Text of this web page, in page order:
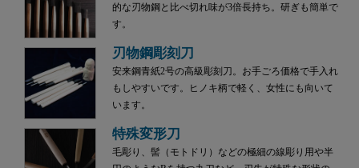
的な刃物鋼と比べ切れ味が3倍長持ち。研ぎも簡単で
す。
刃物鋼彫刻刀
安来鋼青紙2号の高級彫刻刀。お手ごろ価格で手入れ
もしやすいです。ヒノキ柄で軽く、女性にも向いて
います。
特殊変形刀
毛彫り、髻（モトドリ）などの極細の線彫り用や半